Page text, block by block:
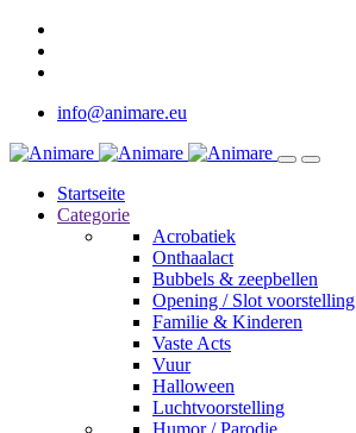
info@animare.eu
Startseite
Categorie
Acrobatiek
Onthaalact
Bubbels & zeepbellen
Opening / Slot voorstelling
Familie & Kinderen
Vaste Acts
Vuur
Halloween
Luchtvoorstelling
Humor / Parodie